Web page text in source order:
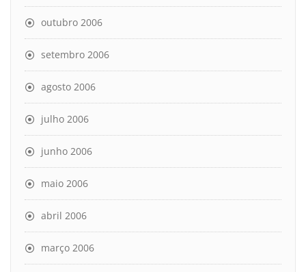
outubro 2006
setembro 2006
agosto 2006
julho 2006
junho 2006
maio 2006
abril 2006
março 2006